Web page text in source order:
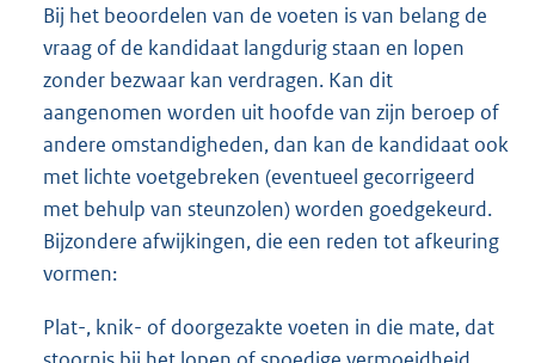
Bij het beoordelen van de voeten is van belang de
vraag of de kandidaat langdurig staan en lopen
zonder bezwaar kan verdragen. Kan dit
aangenomen worden uit hoofde van zijn beroep of
andere omstandigheden, dan kan de kandidaat ook
met lichte voetgebreken (eventueel gecorrigeerd
met behulp van steunzolen) worden goedgekeurd.
Bijzondere afwijkingen, die een reden tot afkeuring
vormen:
Plat-, knik- of doorgezakte voeten in die mate, dat